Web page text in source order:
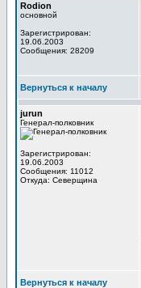
Rodion
основной
Зарегистрирован:
19.06.2003
Сообщения: 28209
Вернуться к началу
jurun
Генерал-полковник
Зарегистрирован:
19.06.2003
Сообщения: 11012
Откуда: Северщина
Вернуться к началу